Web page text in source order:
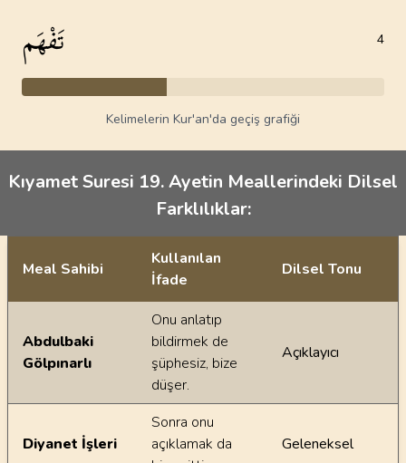
تَفْهَم 4
Kelimelerin Kur'an'da geçiş grafiği
Kıyamet Suresi 19. Ayetin Meallerindeki Dilsel
Farklılıklar:
Ayetin meallerindeki dilsel farklılıklar
Meal Sahibi
Kullanılan
İfade
Dilsel Tonu
Abdulbaki
Gölpınarlı
Onu anlatıp
bildirmek de
şüphesiz, bize
düşer.
Açıklayıcı
Diyanet İşleri
Sonra onu
açıklamak da
Geleneksel